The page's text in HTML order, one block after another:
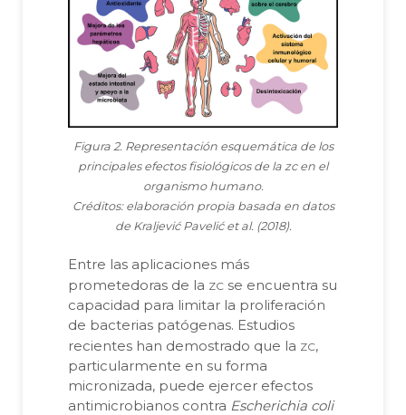
Figura 2. Representación esquemática de los
principales efectos fisiológicos de la zc en el
organismo humano.
Créditos: elaboración propia basada en datos
de Kraljević Pavelić et al. (2018).
Entre las aplicaciones más
prometedoras de la zc se encuentra su
capacidad para limitar la proliferación
de bacterias patógenas. Estudios
recientes han demostrado que la zc,
particularmente en su forma
micronizada, puede ejercer efectos
antimicrobianos contra Escherichia coli